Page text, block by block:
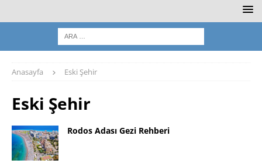
Anasayfa Eski Şehir
Eski Şehir
Rodos Adası Gezi Rehberi